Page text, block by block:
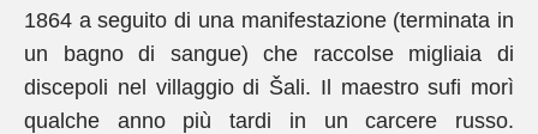
1864 a seguito di una manifestazione (terminata in
un bagno di sangue) che raccolse migliaia di
discepoli nel villaggio di Šali. Il maestro sufi morì
qualche anno più tardi in un carcere russo.